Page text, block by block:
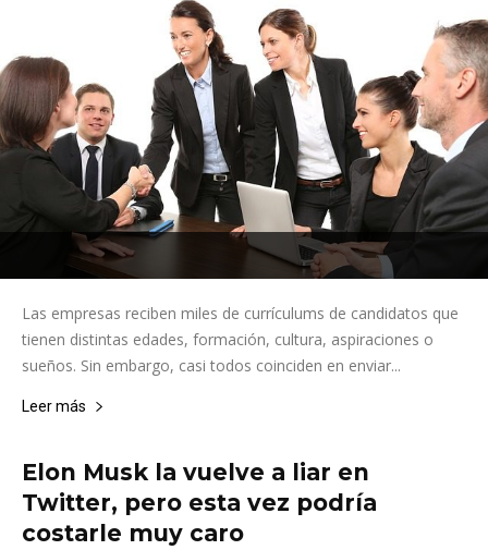
Las empresas reciben miles de currículums de candidatos que
tienen distintas edades, formación, cultura, aspiraciones o
sueños. Sin embargo, casi todos coinciden en enviar...
Leer más
Elon Musk la vuelve a liar en
Twitter, pero esta vez podría
costarle muy caro